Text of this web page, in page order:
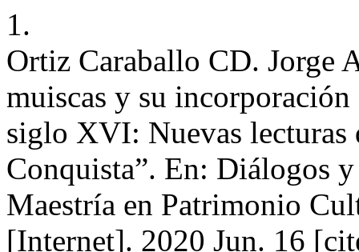
1.
Ortiz Caraballo CD. Jorge
muiscas y su
siglo XVI: Nuevas lecturas
Conquista”. En: Diálogos
Maestría en Patrimonio
[Internet]. 2020 Jun. 16